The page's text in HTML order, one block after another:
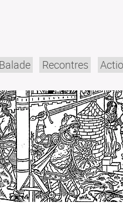
Balade Recontres